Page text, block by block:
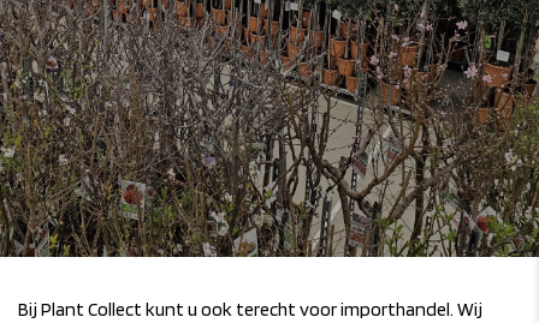
Bij Plant Collect kunt u ook terecht voor importhandel. Wij